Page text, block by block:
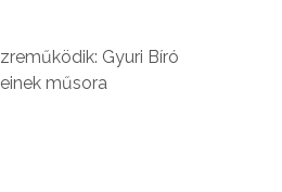
Gyuri Bíró
műsora